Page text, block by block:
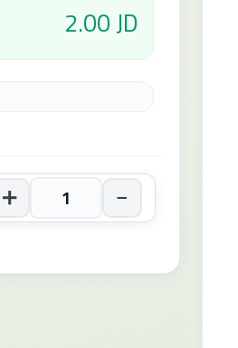
2.00 JD